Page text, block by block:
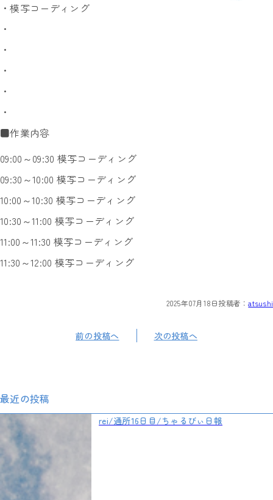
・模写コーディング
・
・
・
・
・
■作業内容
09:00～09:30 模写コーディング
09:30～10:00 模写コーディング
10:00～10:30 模写コーディング
10:30～11:00 模写コーディング
11:00～11:30 模写コーディング
11:30～12:00 模写コーディング
2025年07月18日投稿者：atsushi
前の投稿へ 次の投稿へ
最近の投稿
rei/通所16日目/ちゃるびぃ日報